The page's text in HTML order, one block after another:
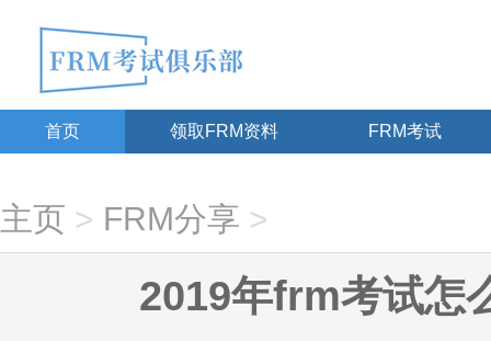
首页 领取FRM资料 FRM考试
主页 > FRM分享 >
2019年frm考试怎